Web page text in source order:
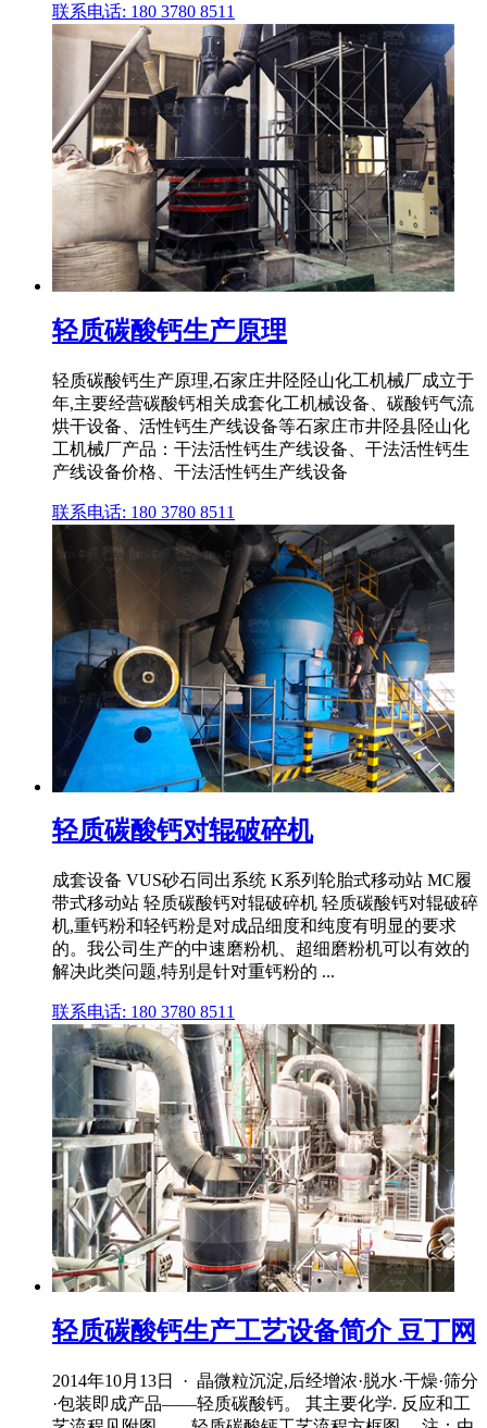
联系电话: 180 3780 8511
轻质碳酸钙生产原理
轻质碳酸钙生产原理,石家庄井陉陉山化工机械厂成立于
年,主要经营碳酸钙相关成套化工机械设备、碳酸钙气流
烘干设备、活性钙生产线设备等石家庄市井陉县陉山化
工机械厂产品：干法活性钙生产线设备、干法活性钙生
产线设备价格、干法活性钙生产线设备
联系电话: 180 3780 8511
轻质碳酸钙对辊破碎机
成套设备 VUS砂石同出系统 K系列轮胎式移动站 MC履
带式移动站 轻质碳酸钙对辊破碎机 轻质碳酸钙对辊破碎
机,重钙粉和轻钙粉是对成品细度和纯度有明显的要求
的。我公司生产的中速磨粉机、超细磨粉机可以有效的
解决此类问题,特别是针对重钙粉的 ...
联系电话: 180 3780 8511
轻质碳酸钙生产工艺设备简介 豆丁网
2014年10月13日 · 晶微粒沉淀,后经增浓·脱水·干燥·筛分
·包装即成产品——轻质碳酸钙。 其主要化学. 反应和工